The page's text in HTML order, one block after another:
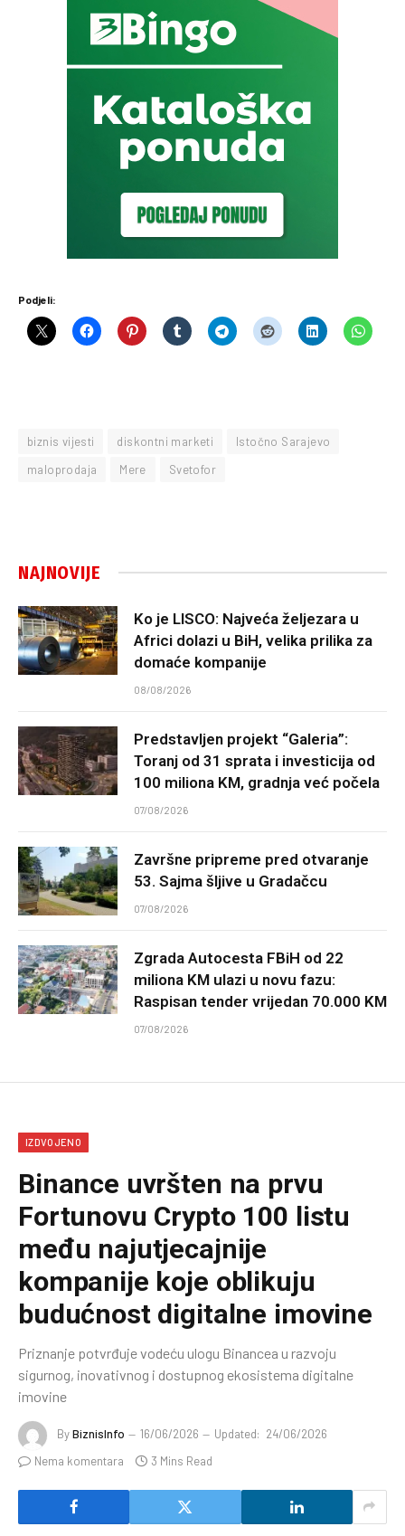
Podjeli:
biznis vijesti diskontni marketi
Istočno Sarajevo
maloprodaja
Mere Svetofor
NAJNOVIJE
Ko je LISCO: Najveća željezara u
Africi dolazi u BiH, velika prilika za
domaće kompanije
08/08/2026
Predstavljen projekt “Galeria”:
Toranj od 31 sprata i investicija od
100 miliona KM, gradnja već počela
07/08/2026
Završne pripreme pred otvaranje
53. Sajma šljive u Gradačcu
07/08/2026
Zgrada Autocesta FBiH od 22
miliona KM ulazi u novu fazu:
Raspisan tender vrijedan 70.000 KM
07/08/2026
IZDVOJENO
Binance uvršten na prvu
Fortunovu Crypto 100 listu
među najutjecajnije
kompanije koje oblikuju
budućnost digitalne imovine
Priznanje potvrđuje vodeću ulogu Binancea u razvoju
sigurnog, inovativnog i dostupnog ekosistema digitalne
imovine
ByBiznisInfo 16/06/2026 Updated: 24/06/2026
Nema komentara
3 Mins Read